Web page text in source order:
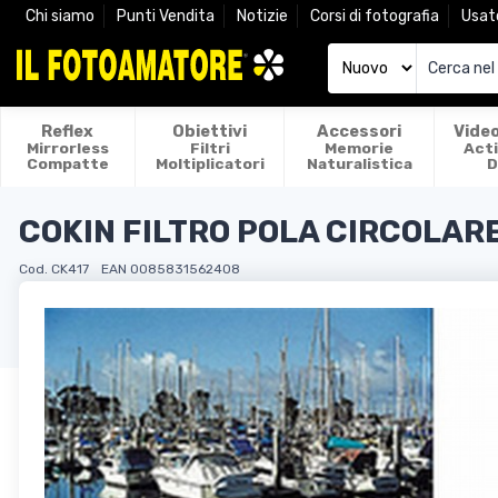
Chi siamo Punti Vendita Notizie Corsi di fotografia
Reflex
Mirrorless
Compatte
Obiettivi
Filtri
Moltiplicatori
Accessori
Memorie
Naturalistica
COKIN FILTRO POLA
Cod. CK417 EAN 0085831562408